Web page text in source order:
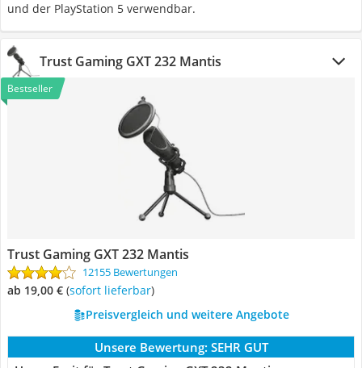
und der PlayStation 5 verwendbar.
Trust Gaming GXT 232 Mantis
Bestseller
Trust Gaming GXT 232 Mantis
12155 Bewertungen
ab 19,00 € ( Sofort lieferbar)
Preisvergleich und weitere Angebote
Unsere Bewertung: SEHR GUT